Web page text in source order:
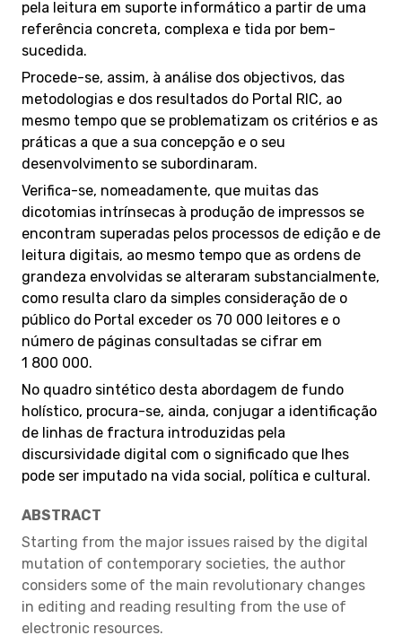
pela leitura em suporte informático a partir de uma
referência concreta, complexa e tida por bem-
sucedida.
Procede-se, assim, à análise dos objectivos, das
metodologias e dos resultados do Portal RIC, ao
mesmo tempo que se problematizam os critérios e as
práticas a que a sua concepção e o seu
desenvolvimento se subordinaram.
Verifica-se, nomeadamente, que muitas das
dicotomias intrínsecas à produção de impressos se
encontram superadas pelos processos de edição e de
leitura digitais, ao mesmo tempo que as ordens de
grandeza envolvidas se alteraram substancialmente,
como resulta claro da simples consideração de o
público do Portal exceder os 70 000 leitores e o
número de páginas consultadas se cifrar em
1 800 000.
No quadro sintético desta abordagem de fundo
holístico, procura-se, ainda, conjugar a identificação
de linhas de fractura introduzidas pela
discursividade digital com o significado que lhes
pode ser imputado na vida social, política e cultural.
ABSTRACT
Starting from the major issues raised by the digital
mutation of contemporary societies, the author
considers some of the main revolutionary changes
in editing and reading resulting from the use of
electronic resources.